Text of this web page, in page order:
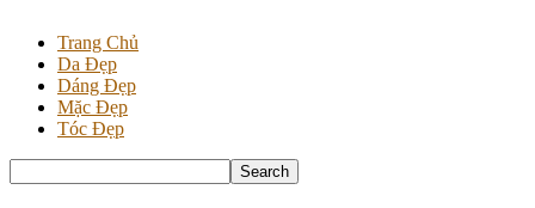
Trang Chủ
Da Đẹp
Dáng Đẹp
Mặc Đẹp
Tóc Đẹp